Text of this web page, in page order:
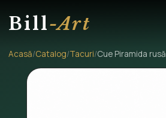
Bill-Art
Acasă/Catalog/Tacuri/Cue Piramida rusă